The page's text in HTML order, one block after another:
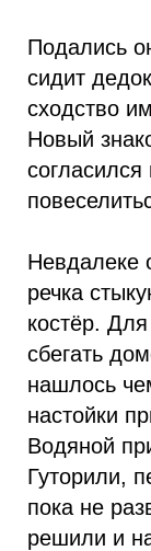
Подались
сидит
сходство
Новый
Невдалеке
речка
костёр.
сбегать
нашлось
настойки
Водяной
Гуторили,
пока не
решили и